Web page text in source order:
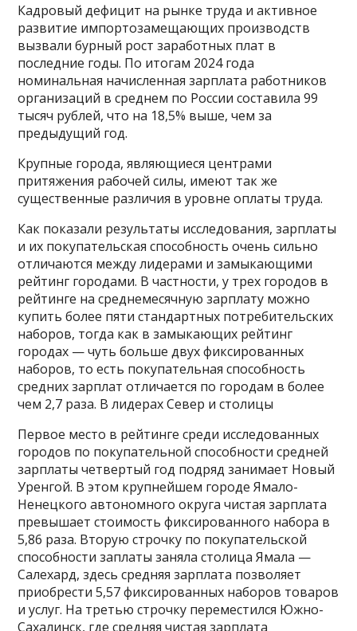
Кадровый дефицит на рынке труда и активное
развитие импортозамещающих производств
вызвали бурный рост заработных плат в
последние годы. По итогам 2024 года
номинальная начисленная зарплата работников
организаций в среднем по России составила 99
тысяч рублей, что на 18,5% выше, чем за
предыдущий год.
Крупные города, являющиеся центрами
притяжения рабочей силы, имеют так же
существенные различия в уровне оплаты труда.
Как показали результаты исследования, зарплаты
и их покупательская способность очень сильно
отличаются между лидерами и замыкающими
рейтинг городами. В частности, у трех городов в
рейтинге на среднемесячную зарплату можно
купить более пяти стандартных потребительских
наборов, тогда как в замыкающих рейтинг
городах — чуть больше двух фиксированных
наборов, то есть покупательная способность
средних зарплат отличается по городам в более
чем 2,7 раза. В лидерах Север и столицы
Первое место в рейтинге среди исследованных
городов по покупательной способности средней
зарплаты четвертый год подряд занимает Новый
Уренгой. В этом крупнейшем городе Ямало-
Ненецкого автономного округа чистая зарплата
превышает стоимость фиксированного набора в
5,86 раза. Вторую строчку по покупательской
способности заплаты заняла столица Ямала —
Салехард, здесь средняя зарплата позволяет
приобрести 5,57 фиксированных наборов товаров
и услуг. На третью строчку переместился Южно-
Сахалинск, где средняя чистая зарплата